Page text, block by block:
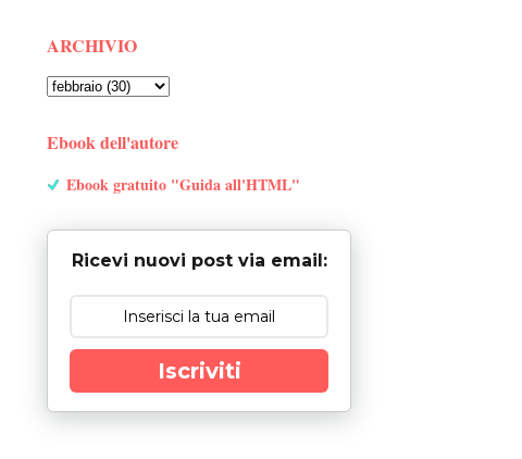
ARCHIVIO
Ebook dell'autore
Ebook gratuito "Guida all'HTML"
Ricevi nuovi post via email:
Iscriviti